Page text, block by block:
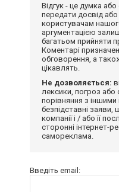
Відгук - це думка
передати досвід
користувачам
аргументацією
багатьом прийняти
Коментарі
обговорення, а
цікавлять.
Не дозволяється:
лексики, погроз
порівняння з
безпідставні
компанії і / або її
сторонні інтернет-
самореклама.
Введіть email: